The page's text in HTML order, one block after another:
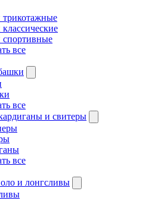
все
все
и свитеры
все
и лонгсливы